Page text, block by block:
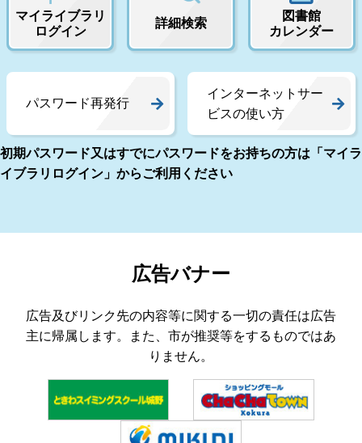
マイライブラリ
ログイン
詳細検索
図書館
カレンダー
パスワード再発行
インターネットサー
ビスの使い方
初期パスワード又はすでにパスワードをお持ちの方は「マイラ
イブラリログイン」からご利用ください
広告バナー
広告及びリンク先の内容等に関する一切の責任は広告
主に帰属します。また、市が推奨等をするものではあ
りません。